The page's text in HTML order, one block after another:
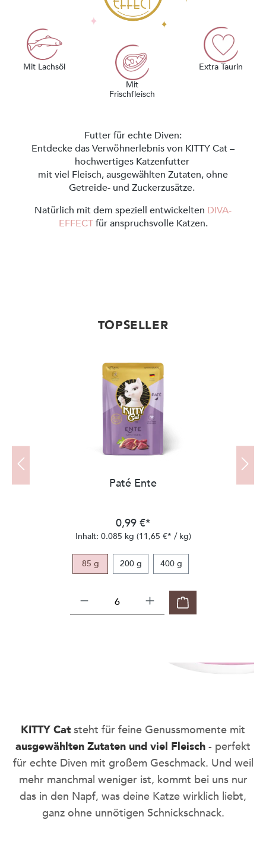
Mit Lachsöl
Mit
Frischfleisch
Extra Taurin
Futter für echte Diven:
Entdecke das Verwöhnerlebnis von KITTY Cat –
hochwertiges Katzenfutter
mit viel Fleisch, ausgewählten Zutaten, ohne
Getreide- und Zuckerzusätze.
Natürlich mit dem speziell entwickelten DIVA-
EFFECTfür anspruchsvolle Katzen.
TOPSELLER
Paté Ente
0,99 €*
Inhalt: 0.085 kg (11,65 €* / kg)
85 g 200 g 400 g
Sideeyes - mit dem KITTY Cat Abo,
stressfrei und dauerhaft sparen.
SO GEHT'S
KITTY Cat steht für feine Genussmomente mit
ausgewählten Zutaten und viel Fleisch - perfekt
für echte Diven mit großem Geschmack. Und weil
mehr manchmal weniger ist, kommt bei uns nur
das in den Napf, was deine Katze wirklich liebt,
ganz ohne unnötigen Schnickschnack.